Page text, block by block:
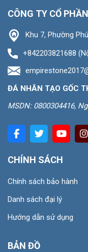
CÔNG TY CỔ
Khu 7, Phường
+842203821688
ĐÁ NHÂN TẠO GỐC
MSDN: 0800304416,
CHÍNH SÁCH
Chính sách bảo hành
Danh sách đại lý
Hướng dẫn sử dụng
BẢN ĐỒ